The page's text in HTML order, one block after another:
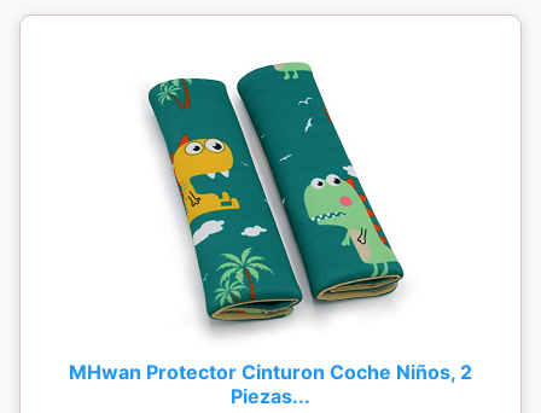
MHwan Protector Cinturon Coche Niños, 2
Piezas...